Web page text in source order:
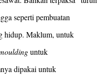
seperti pembuatan
hidup. Maklum, untuk
untuk
dipakai untuk